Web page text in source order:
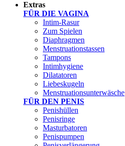
Extras
FÜR DIE VAGINA
Intim-Rasur
Zum Spielen
Diaphragmen
Menstruationstassen
Tampons
Intimhygiene
Dilatatoren
Liebeskugeln
Menstruationsunterwäsche
FÜR DEN PENIS
Penishüllen
Penisringe
Masturbatoren
Penispumpen